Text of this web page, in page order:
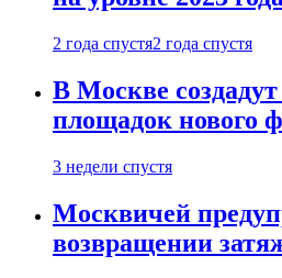
2 года спустя2 года спустя
В Москве
площадок нового
3 недели спустя
Москвичей
возвращении